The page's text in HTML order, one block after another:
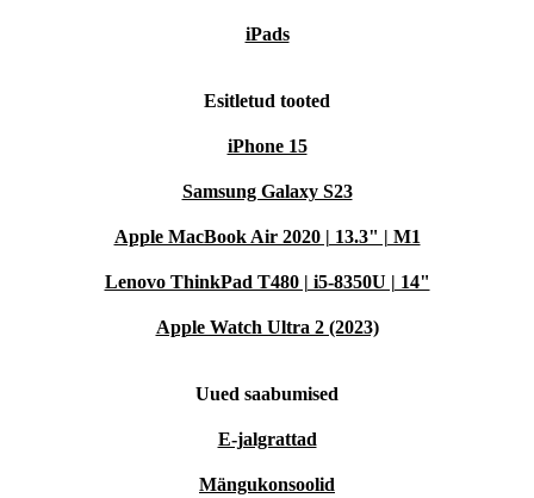
iPads
Esitletud tooted
iPhone 15
Samsung Galaxy S23
Apple MacBook Air 2020 | 13.3" | M1
Lenovo ThinkPad T480 | i5-8350U | 14"
Apple Watch Ultra 2 (2023)
Uued saabumised
E-jalgrattad
Mängukonsoolid